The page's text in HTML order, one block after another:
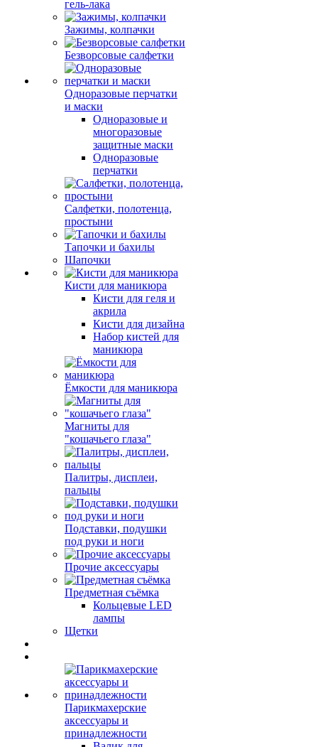
гель-лака
Зажимы, колпачки
Безворсовые салфетки
Одноразовые перчатки
и маски
Одноразовые и
многоразовые
защитные маски
Одноразовые
перчатки
Салфетки, полотенца,
простыни
Тапочки и бахилы
Шапочки
Кисти для маникюра
Кисти для геля и
акрила
Кисти для дизайна
Набор кистей для
маникюра
Ёмкости для маникюра
Магниты для
"кошачьего глаза"
Палитры, дисплеи,
пальцы
Подставки, подушки
под руки и ноги
Прочие аксессуары
Предметная съёмка
Кольцевые LED
лампы
Щетки
Парикмахерские
аксессуары и
принадлежности